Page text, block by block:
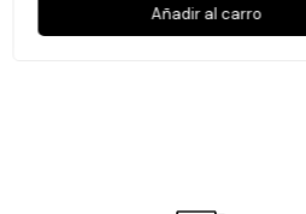
Añadir al carro